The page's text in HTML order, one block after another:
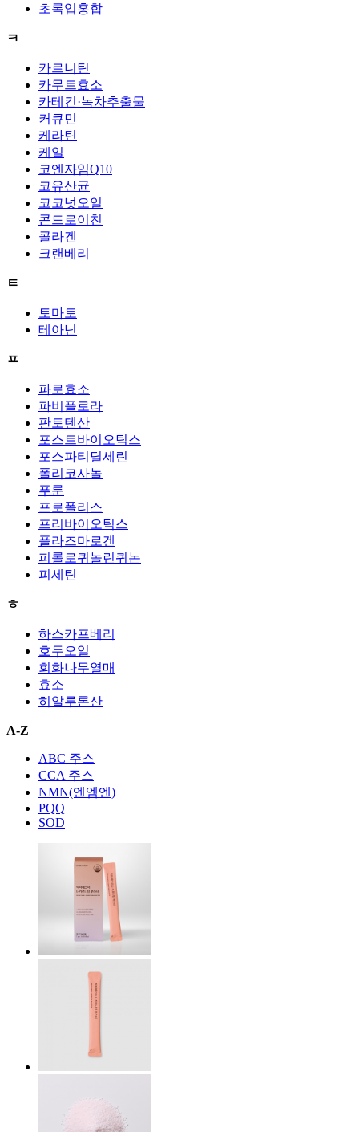
초록입홍합
ㅋ
카르니틴
카무트효소
카테킨·녹차추출물
커큐민
케라틴
케일
코엔자임Q10
코유산균
코코넛오일
콘드로이친
콜라겐
크랜베리
ㅌ
토마토
테아닌
ㅍ
파로효소
파비플로라
판토텐산
포스트바이오틱스
포스파티딜세린
폴리코사놀
푸룬
프로폴리스
프리바이오틱스
플라즈마로겐
피롤로퀴놀린퀴논
피세틴
ㅎ
하스카프베리
호두오일
회화나무열매
효소
히알루론산
A-Z
ABC 주스
CCA 주스
NMN(엔엠엔)
PQQ
SOD